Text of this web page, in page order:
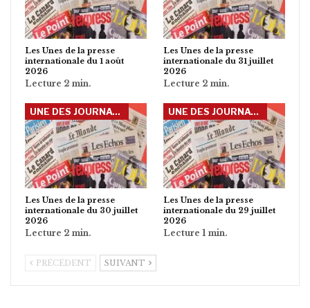
Les Unes de la presse
internationale du 1 août
2026
Les Unes de la presse
internationale du 31 juillet
2026
UNE DES JOURNAUX INTERNATIONAUX
Les Unes de la presse
internationale du 30 juillet
2026
UNE DES JOURNAUX INTERNATIONAUX
Les Unes de la presse
internationale du 29 juillet
2026
PRÉCÉDENT SUIVANT